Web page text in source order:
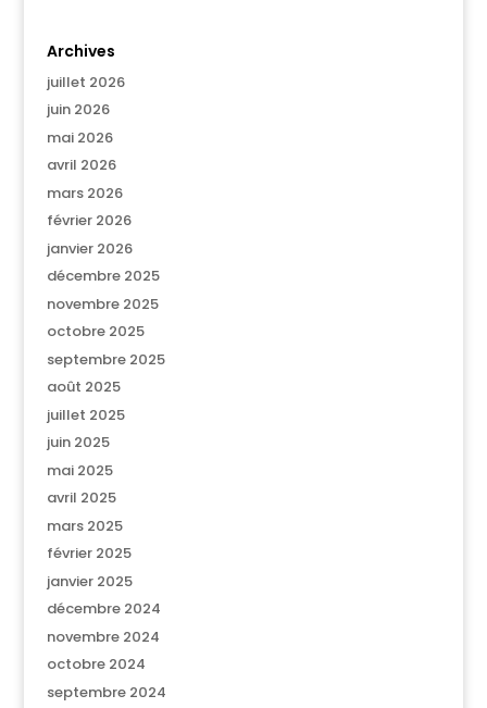
Archives
juillet 2026
juin 2026
mai 2026
avril 2026
mars 2026
février 2026
janvier 2026
décembre 2025
novembre 2025
octobre 2025
septembre 2025
août 2025
juillet 2025
juin 2025
mai 2025
avril 2025
mars 2025
février 2025
janvier 2025
décembre 2024
novembre 2024
octobre 2024
septembre 2024